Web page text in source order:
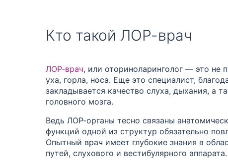
Кто такой ЛОР-врач
ЛОР-врач, или оториноларинголог — это не
уха, горла, носа. Еще это специалист,
закладывается качество слуха, дыхания, а
головного мозга.
Ведь ЛОР-органы тесно связаны
функций одной из структур обязательно
Опытный врач имеет глубокие знания в
путей, слухового и вестибулярного аппарата.